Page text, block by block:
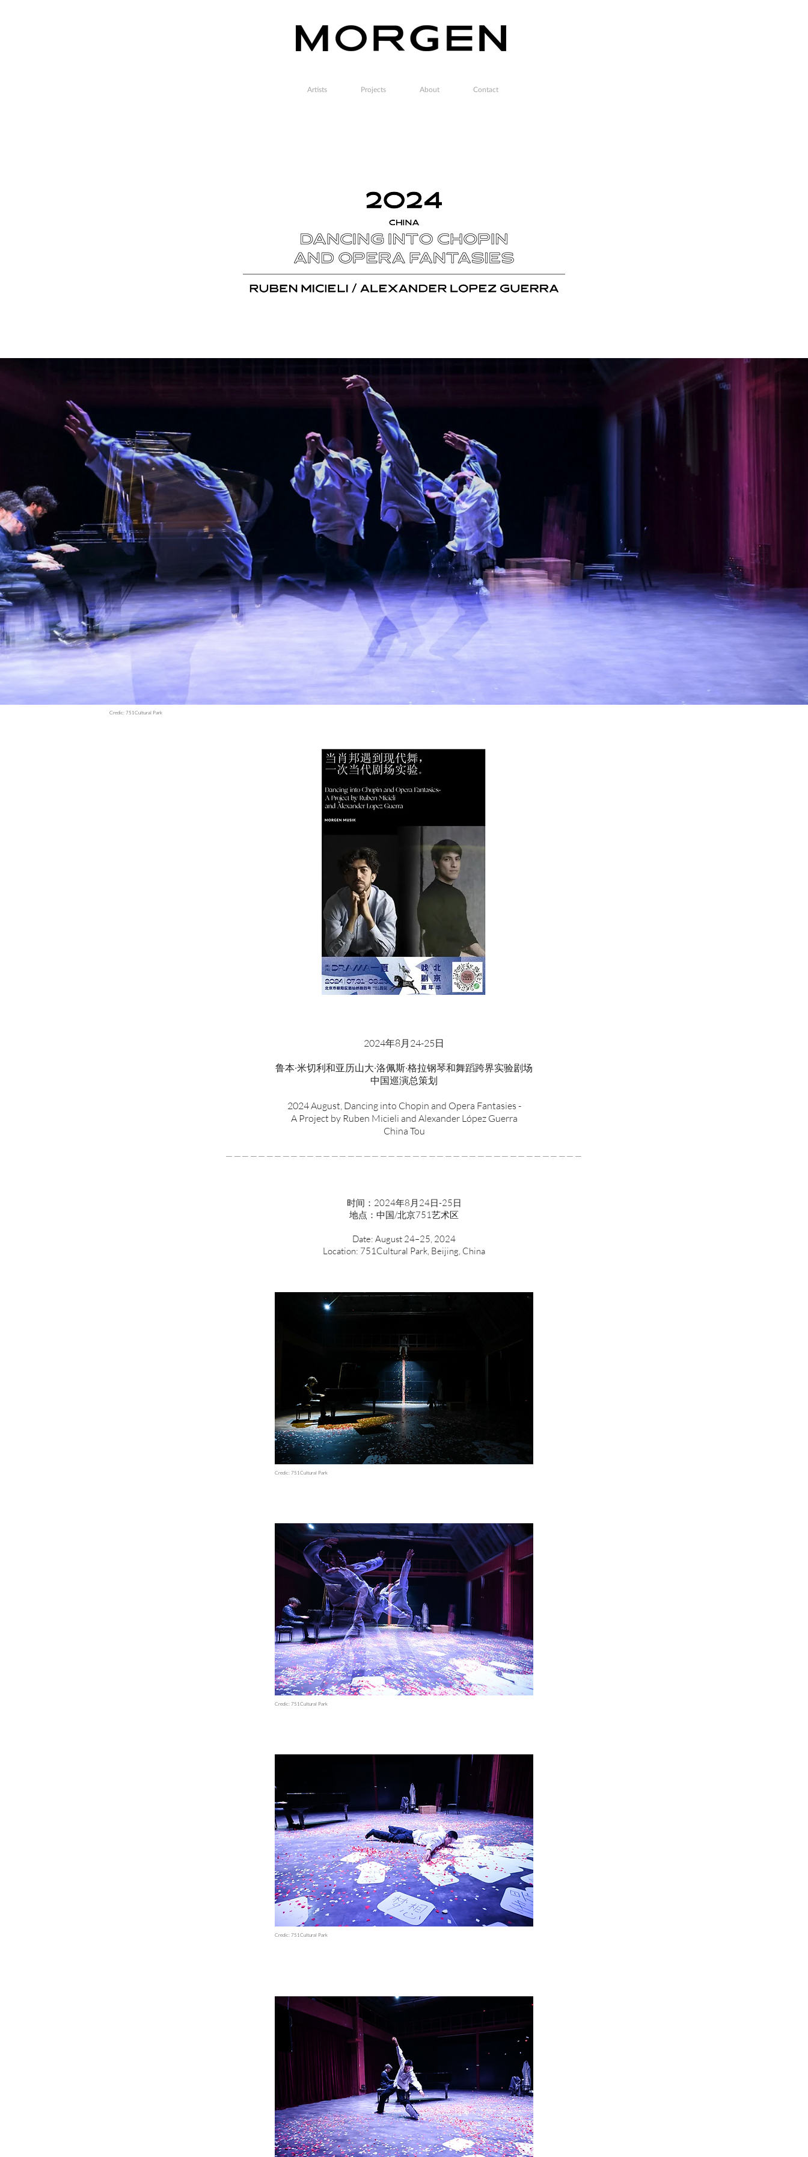
Artists Projects About Contact
Credic: 751Cultural Park
2024年8月24-25日
鲁本·米切利和亚历山大·洛佩斯·格拉钢琴和舞蹈跨界实验剧场
中国巡演总策划
2024 August, Dancing into Chopin and Opera Fantasies -
A Project by Ruben Micieli and Alexander López Guerra
China Tou
————————————————————————————————————————————
时间：2024年8月24日-25日
地点：中国/北京751艺术区
Date: August 24–25, 2024
Location: 751Cultural Park, Beijing, China
Credic: 751Cultural Park
Credic: 751Cultural Park
Credic: 751Cultural Park